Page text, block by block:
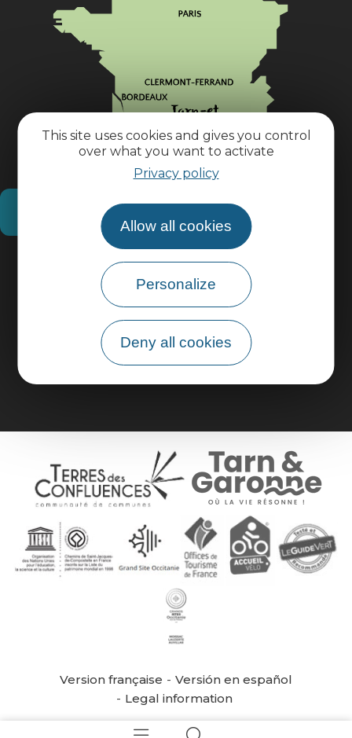
This site uses cookies and gives you control
over what you want to activate
Privacy policy
Allow all cookies
Personalize
Deny all cookies
How do I get there?
Practical information
Pro area
Version française
Versión en español
Legal information